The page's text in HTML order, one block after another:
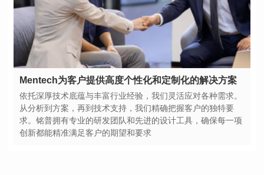
Mentech为客户提供高度个性化和定制化的解决方案
创新都能精准满足客户的期望和要求